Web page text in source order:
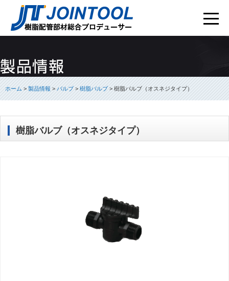
ホーム>製品情報>バルブ>樹脂バルブ>樹脂バルブ（オスネジタイプ）
樹脂バルブ（オスネジタイプ）